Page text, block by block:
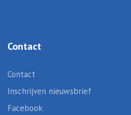
Contact
Contact
Inschrijven nieuwsbrief
Facebook